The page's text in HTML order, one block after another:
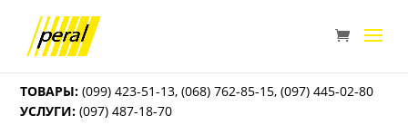
ТОВАРЫ: (099) 423-51-13,(068) 762-85-15,(097) 445-02-80
УСЛУГИ: (097) 487-18-70